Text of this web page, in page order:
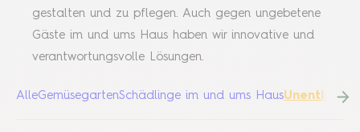
gestalten und zu pflegen. Auch gegen ungebetene
Gäste im und ums Haus haben wir innovative und
verantwortungsvolle Lösungen.
AlleGemüsegartenSchädlinge im und ums Haus